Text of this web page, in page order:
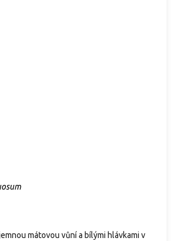
mátovou vůní a bílými hlávkami v